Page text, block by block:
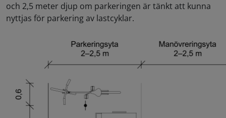
och 2,5 meter djup om parkeringen är tänkt att kunna
nyttjas för parkering av lastcyklar.